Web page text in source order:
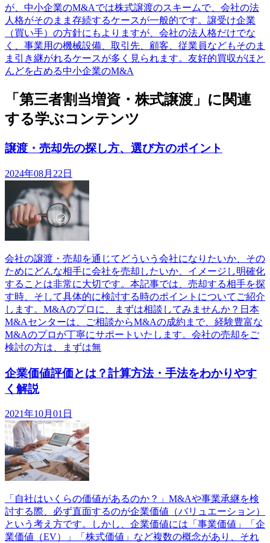
が、中小企業のM&Aでは株式譲渡のスキームで、会社の法
人格がそのまま存続するケースが一般的です。譲受け企業
（買い手）の方針にもよりますが、会社の法人格だけでな
く、事業用の機械設備、取引先、顧客、従業員などもそのま
ま引き継がれるケースが多く見られます。友好的買収がほと
んどを占める中小企業のM&A
「第三者割当増資・株式譲渡」に関連
する学ぶコンテンツ
譲渡・売却先の探し方、選び方のポイント
2024年08月22日
会社の譲渡・売却を通じてどういう会社になりたいか、その
ためにどんな相手に会社を売却したいか、イメージし明確化
することは非常に大切です。本記事では、売却する相手を探
す時、そして具体的に検討する時のポイントについてご紹介
します。M&Aのプロに、まずは相談してみませんか？日本
M&Aセンターは、ご相談からM&Aの成約まで、経験豊富な
M&Aのプロが丁寧にサポートいたします。会社の売却をご
検討の方は、まずは無
企業価値評価とは？計算方法・手法をわかりやす
く解説
2021年10月01日
「自社はいくらの価値があるのか？」M&Aや事業承継を検
討する際、必ず直面するのが企業価値（バリュエーション）
という考え方です。しかし、企業価値には「事業価値」「企
業価値（EV）」「株式価値」など複数の概念があり、それ